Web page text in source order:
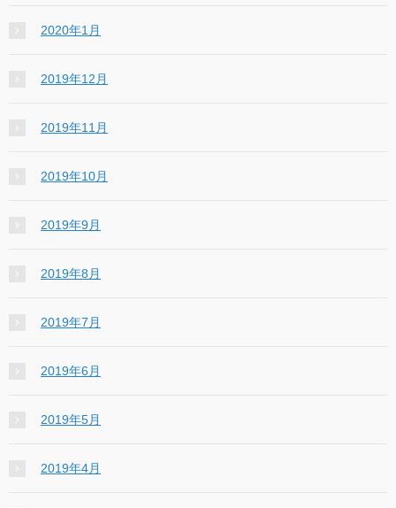
2020年1月
2019年12月
2019年11月
2019年10月
2019年9月
2019年8月
2019年7月
2019年6月
2019年5月
2019年4月